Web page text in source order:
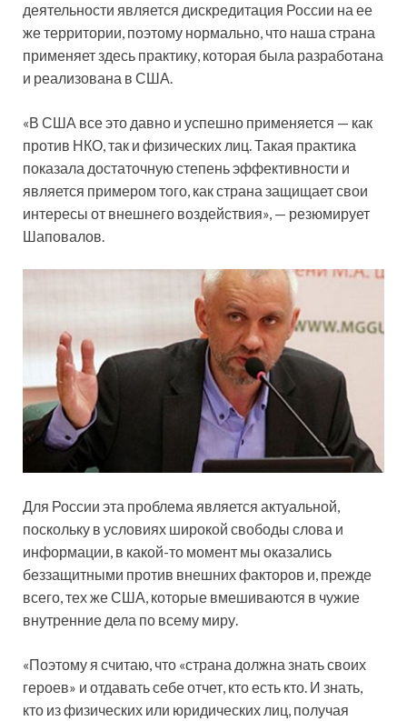
деятельности является дискредитация России на ее
же территории, поэтому нормально, что наша страна
применяет здесь практику, которая была разработана
и реализована в США.
«В США все это давно и успешно применяется — как
против НКО, так и физических лиц. Такая практика
показала достаточную степень эффективности и
является примером того, как страна защищает свои
интересы от внешнего воздействия», — резюмирует
Шаповалов.
Для России эта проблема является актуальной,
поскольку в условиях широкой свободы слова и
информации, в какой-то момент мы оказались
беззащитными против внешних факторов и, прежде
всего, тех же США, которые вмешиваются в чужие
внутренние дела по всему миру.
«Поэтому я считаю, что «страна должна знать своих
героев» и отдавать себе отчет, кто есть кто. И знать,
кто из физических или юридических лиц, получая